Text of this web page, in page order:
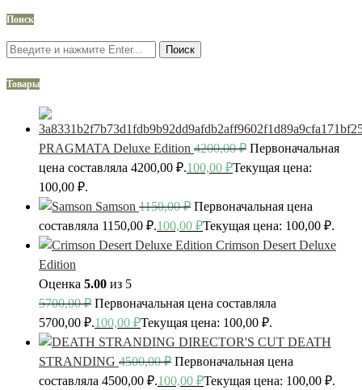
Поиск
Поиск
Товары
PRAGMATA Deluxe Edition 4200,00₽ Первоначальная
цена составляла 4200,00 ₽.100,00 ₽Текущая цена:
100,00 ₽.
Samson 1150,00₽ Первоначальная цена
составляла 1150,00 ₽.100,00 ₽Текущая цена: 100,00 ₽.
Crimson Desert Deluxe
Edition
Оценка 5.00 из 5
5700,00₽ Первоначальная цена составляла
5700,00 ₽.100,00 ₽Текущая цена: 100,00 ₽.
DEATH
STRANDING 4500,00₽ Первоначальная цена
составляла 4500,00 ₽.100,00 ₽Текущая цена: 100,00 ₽.